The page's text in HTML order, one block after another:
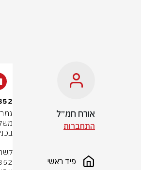
אורח חמ״ל
התחברות
פיד ראשי
852: זה משמעות המספר על היד של